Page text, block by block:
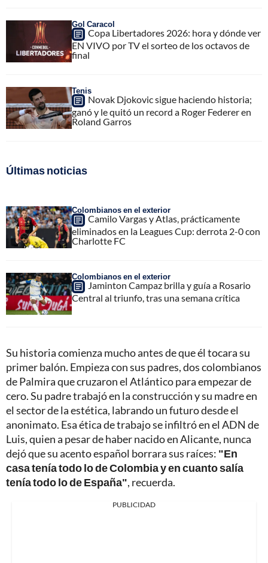
Gol Caracol
Copa Libertadores 2026: hora y dónde ver
EN VIVO por TV el sorteo de los octavos de
final
Tenis
Novak Djokovic sigue haciendo historia;
ganó y le quitó un record a Roger Federer en
Roland Garros
Últimas noticias
Colombianos en el exterior
Camilo Vargas y Atlas, prácticamente
eliminados en la Leagues Cup: derrota 2-0 con
Charlotte FC
Colombianos en el exterior
Jaminton Campaz brilla y guía a Rosario
Central al triunfo, tras una semana crítica
Su historia comienza mucho antes de que él tocara su
primer balón. Empieza con sus padres, dos colombianos
de Palmira que cruzaron el Atlántico para empezar de
cero. Su padre trabajó en la construcción y su madre en
el sector de la estética, labrando un futuro desde el
anonimato. Esa ética de trabajo se infiltró en el ADN de
Luis, quien a pesar de haber nacido en Alicante, nunca
dejó que su acento español borrara sus raíces: "En
casa tenía todo lo de Colombia y en cuanto salía
tenía todo lo de España", recuerda.
PUBLICIDAD